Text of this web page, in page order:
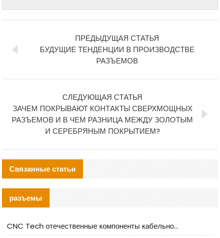
ПРЕДЫДУЩАЯ СТАТЬЯ
БУДУЩИЕ ТЕНДЕНЦИИ В ПРОИЗВОДСТВЕ
РАЗЪЕМОВ
СЛЕДУЮЩАЯ СТАТЬЯ
ЗАЧЕМ ПОКРЫВАЮТ КОНТАКТЫ СВЕРХМОЩНЫХ
РАЗЪЕМОВ И В ЧЕМ РАЗНИЦА МЕЖДУ ЗОЛОТЫМ
И СЕРЕБРЯНЫМ ПОКРЫТИЕМ?
Связанные статьи
разъемы
CNC Tech отечественные компоненты кабельной арматуры оценка и руководство по производственному внедрению